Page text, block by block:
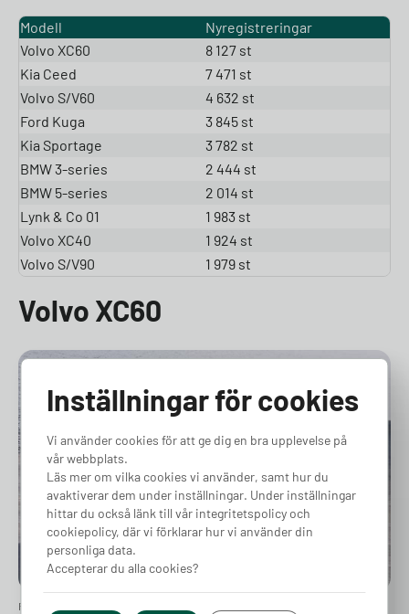
Modell
Nyregistreringar
Volvo XC60
8 127 st
Kia Ceed
7 471 st
Volvo S/V60
4 632 st
Ford Kuga
3 845 st
Kia Sportage
3 782 st
BMW 3-series
2 444 st
BMW 5-series
2 014 st
Lynk & Co 01
1 983 st
Volvo XC40
1 924 st
Volvo S/V90
1 979 st
Volvo XC60
Foto: Volvo
Inställningar för cookies
Vi använder cookies för att ge dig en bra upplevelse på
vår webbplats.
Läs mer om vilka cookies vi använder, samt hur du
avaktiverar dem under inställningar. Under inställningar
hittar du också länk till vår integritetspolicy och
cookiepolicy, där vi förklarar hur vi använder din
personliga data.
Accepterar du alla cookies?
Gratis rådgivning
på 30 sekunder
Svara på några snabba frågor så hjälper vi dig välja rätt
laddbox eller batteri. Gratis rådgivning – inget
köptvång.
Se ditt pris